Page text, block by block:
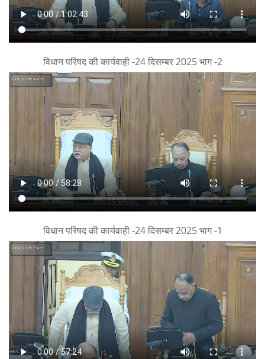
विधान परिषद की कार्यवाही -24 दिसम्बर 2025 भाग -2
विधान परिषद की कार्यवाही -24 दिसम्बर 2025 भाग -1